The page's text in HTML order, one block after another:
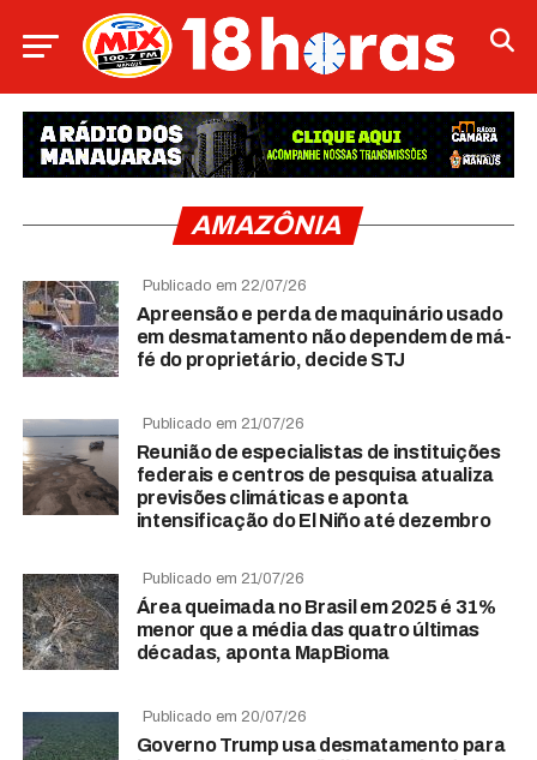
AMAZÔNIA
Publicado em 22/07/26
Apreensão e perda de maquinário usado
em desmatamento não dependem de má-
fé do proprietário, decide STJ
Publicado em 21/07/26
Reunião de especialistas de instituições
federais e centros de pesquisa atualiza
previsões climáticas e aponta
intensificação do El Niño até dezembro
Publicado em 21/07/26
Área queimada no Brasil em 2025 é 31%
menor que a média das quatro últimas
décadas, aponta MapBioma
Publicado em 20/07/26
Governo Trump usa desmatamento para